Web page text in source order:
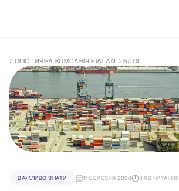
ЛОГІСТИЧНА КОМПАНІЯ FIALAN БЛОГ
ВАЖЛИВО ЗНАТИ 17 БЕРЕЗНЯ 2020 3 ХВ ЧИТАННЯ